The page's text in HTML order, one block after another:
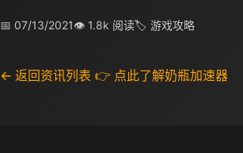
📅 07/13/2021👁 1.8k 阅读🏷 游戏攻略
← 返回资讯列表 👉 点此了解奶瓶加速器